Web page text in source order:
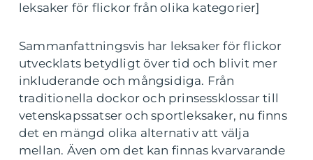
leksaker för flickor från olika kategorier]
Sammanfattningsvis har leksaker för flickor
utvecklats betydligt över tid och blivit mer
inkluderande och mångsidiga. Från
traditionella dockor och prinsessklossar till
vetenskapssatser och sportleksaker, nu finns
det en mängd olika alternativ att välja
mellan. Även om det kan finnas kvarvarande